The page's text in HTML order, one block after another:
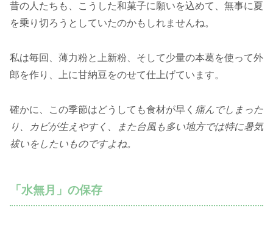
昔の人たちも、こうした和菓子に願いを込めて、無事に夏
を乗り切ろうとしていたのかもしれませんね。
私は毎回、薄力粉と上新粉、そして少量の本葛を使って外
郎を作り、上に甘納豆をのせて仕上げています。
確かに、この季節はどうしても食材が早く 痛んでしまった
り、カビが生えやすく、また台風も多い地方では特に暑気
祓いをしたいものですよね。
「水無月」の保存